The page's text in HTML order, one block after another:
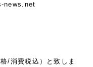
news.net
/消費税込）と致しま